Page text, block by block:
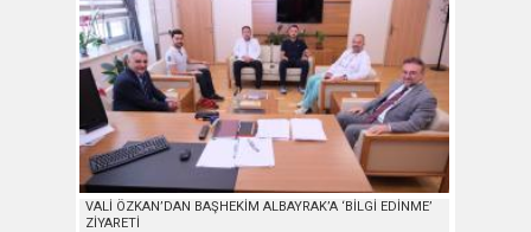
VALİ ÖZKAN’DAN BAŞHEKİM ALBAYRAK’A ‘BİLGİ EDİNME’
ZİYARETİ